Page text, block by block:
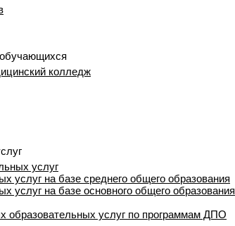
колледж
услуг
услуг на базе среднего общего образования
услуг на базе основного общего образования
образовательных услуг по программам ДПО